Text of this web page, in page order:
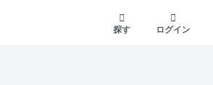
探す
ログイン